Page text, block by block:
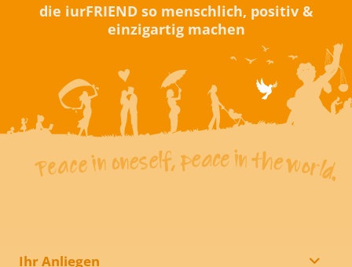
die iurFRIEND so menschlich, positiv &
einzigartig machen
Ihr Anliegen